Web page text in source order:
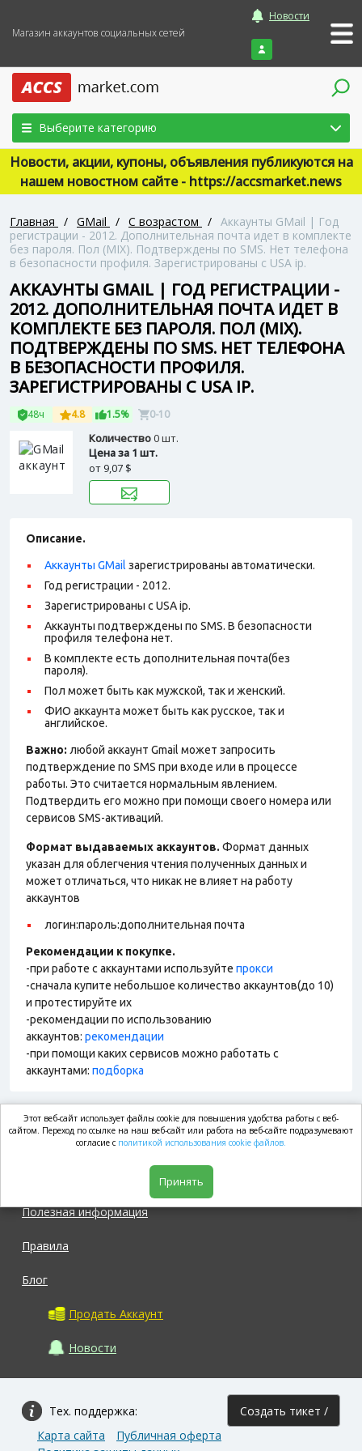
Магазин аккаунтов социальных сетей
Новости
Войти
Выберите категорию
Новости, акции, купоны, объявления публикуются на
нашем новостном сайте - https://accsmarket.news
Главная / GMail / С возрастом / Аккаунты GMail | Год
регистрации - 2012. Дополнительная почта идет в комплекте
без пароля. Пол (MIX). Подтверждены по SMS. Нет телефона
в безопасности профиля. Зарегистрированы с USA ip.
АККАУНТЫ GMAIL | ГОД РЕГИСТРАЦИИ -
2012. ДОПОЛНИТЕЛЬНАЯ ПОЧТА ИДЕТ В
КОМПЛЕКТЕ БЕЗ ПАРОЛЯ. ПОЛ (MIX).
ПОДТВЕРЖДЕНЫ ПО SMS. НЕТ ТЕЛЕФОНА
В БЕЗОПАСНОСТИ ПРОФИЛЯ.
ЗАРЕГИСТРИРОВАНЫ С USA IP.
48ч 4.8 1.5% 0-10
Количество0 шт.
Цена за 1 шт.
от 9,07 $
Описание.
Аккаунты GMail зарегистрированы автоматически.
Год регистрации - 2012.
Зарегистрированы с USA ip.
Аккаунты подтверждены по SMS. В безопасности
профиля телефона нет.
В комплекте есть дополнительная почта(без
пароля).
Пол может быть как мужской, так и женский.
ФИО аккаунта может быть как русское, так и
английское.
Важно: любой аккаунт Gmail может запросить
подтверждение по SMS при входе или в процессе
работы. Это считается нормальным явлением.
Подтвердить его можно при помощи своего номера или
сервисов SMS-активаций.
Формат выдаваемых аккаунтов. Формат данных
указан для облегчения чтения полученных данных и
может отличаться, что никак не влияет на работу
аккаунтов
логин:пароль:дополнительная почта
Рекомендации к покупке.
-при работе с аккаунтами используйте прокси
-сначала купите небольшое количество аккаунтов(до 10)
и протестируйте их
-рекомендации по использованию
аккаунтов: рекомендации
-при помощи каких сервисов можно работать с
аккаунтами: подборка
market.com
Полезная информация
Правила
Блог
Продать Аккаунт
Новости
Тех. поддержка: Создать тикет /
Карта сайта
Публичная оферта
Этот веб-сайт использует файлы cookie для повышения удобства работы с веб-
сайтом. Переход по ссылке на наш веб-сайт или работа на веб-сайте подразумевают
согласие с политикой использования cookie файлов.
Принять